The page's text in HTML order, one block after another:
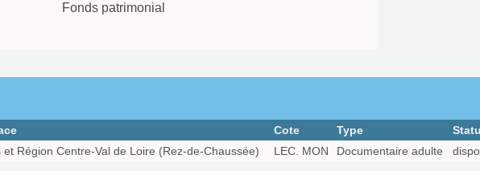
Fonds patrimonial
Cote Type
et Région Centre-Val de Loire (Rez-de-Chaussée) LEC. MON Documentaire adulte